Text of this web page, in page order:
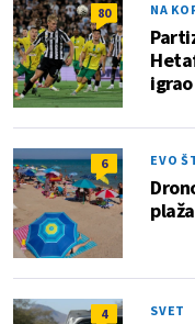
80 NA
igrao
6 EVO
4 SVET